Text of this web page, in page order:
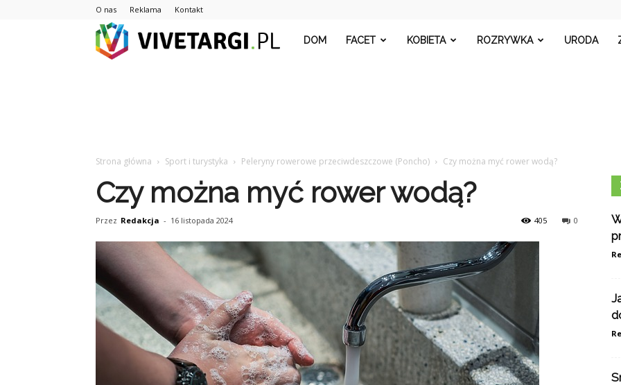
O nas Reklama Kontakt
Vivetargi.pl
DOM FACET KOBIETA ROZRYWKA URODA
Strona główna Sport i turystyka Peleryny rowerowe przeciwdeszczowe (Poncho) Czy można myć rower wodą?
Czy można myć rower wodą?
Przez Redakcja - 16 listopada 2024 0
405